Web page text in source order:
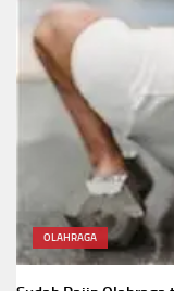
OLAHRAGA